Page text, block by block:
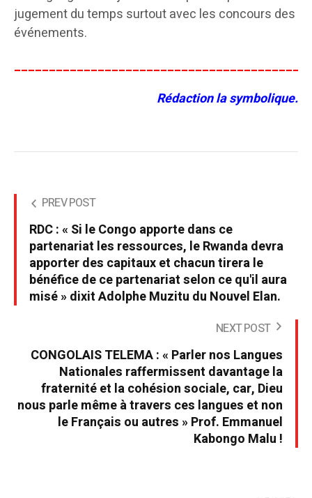
jugement du temps surtout avec les concours des
événements.
Rédaction la symbolique.
PREV POST
RDC : « Si le Congo apporte dans ce
partenariat les ressources, le Rwanda devra
apporter des capitaux et chacun tirera le
bénéfice de ce partenariat selon ce qu'il aura
misé » dixit Adolphe Muzitu du Nouvel Elan.
NEXT POST
CONGOLAIS TELEMA : « Parler nos Langues
Nationales raffermissent davantage la
fraternité et la cohésion sociale, car, Dieu
nous parle même à travers ces langues et non
le Français ou autres » Prof. Emmanuel
Kabongo Malu !